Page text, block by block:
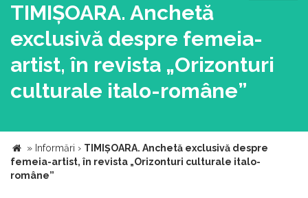
TIMIȘOARA. Anchetă
exclusivă despre femeia-
artist, în revista „Orizonturi
culturale italo-române”
» Informări › TIMIȘOARA. Anchetă exclusivă despre
femeia-artist, în revista „Orizonturi culturale italo-
române”